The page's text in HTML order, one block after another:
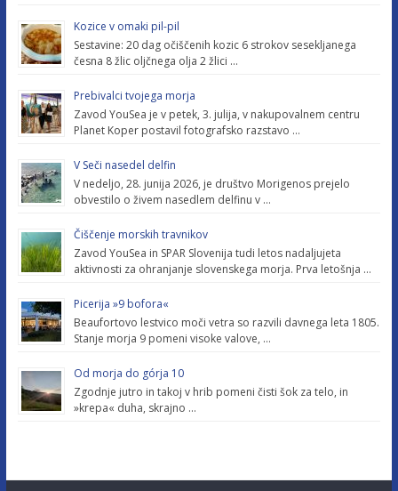
Kozice v omaki pil-pil
Sestavine: 20 dag očiščenih kozic 6 strokov sesekljanega
česna 8 žlic oljčnega olja 2 žlici …
Prebivalci tvojega morja
Zavod YouSea je v petek, 3. julija, v nakupovalnem centru
Planet Koper postavil fotografsko razstavo …
V Seči nasedel delfin
V nedeljo, 28. junija 2026, je društvo Morigenos prejelo
obvestilo o živem nasedlem delfinu v …
Čiščenje morskih travnikov
Zavod YouSea in SPAR Slovenija tudi letos nadaljujeta
aktivnosti za ohranjanje slovenskega morja. Prva letošnja …
Picerija »9 bofora«
Beaufortovo lestvico moči vetra so razvili davnega leta 1805.
Stanje morja 9 pomeni visoke valove, …
Od morja do górja 10
Zgodnje jutro in takoj v hrib pomeni čisti šok za telo, in
»krepa« duha, skrajno …